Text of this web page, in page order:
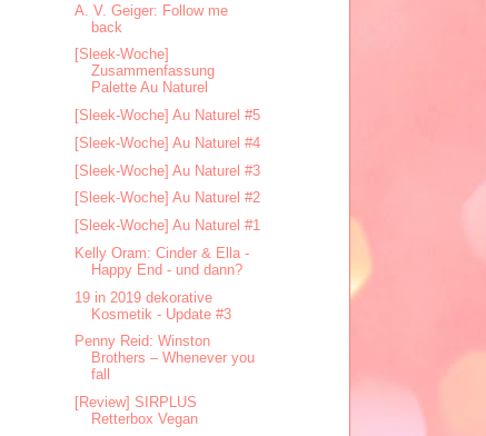
A. V. Geiger: Follow me
back
[Sleek-Woche]
Zusammenfassung
Palette Au Naturel
[Sleek-Woche] Au Naturel #5
[Sleek-Woche] Au Naturel #4
[Sleek-Woche] Au Naturel #3
[Sleek-Woche] Au Naturel #2
[Sleek-Woche] Au Naturel #1
Kelly Oram: Cinder & Ella -
Happy End - und dann?
19 in 2019 dekorative
Kosmetik - Update #3
Penny Reid: Winston
Brothers – Whenever you
fall
[Review] SIRPLUS
Retterbox Vegan